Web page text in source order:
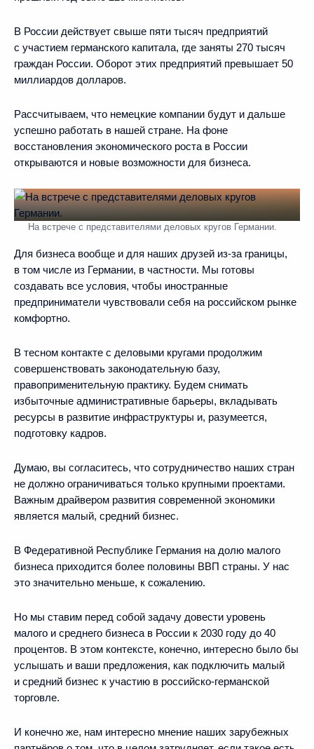
В России действует свыше пяти тысяч предприятий
с участием германского капитала, где заняты 270 тысяч
граждан России. Оборот этих предприятий превышает 50
миллиардов долларов.
Рассчитываем, что немецкие компании будут и дальше
успешно работать в нашей стране. На фоне
восстановления экономического роста в России
открываются и новые возможности для бизнеса.
На встрече с представителями деловых кругов Германии.
Для бизнеса вообще и для наших друзей из-за границы,
в том числе из Германии, в частности. Мы готовы
создавать все условия, чтобы иностранные
предприниматели чувствовали себя на российском рынке
комфортно.
В тесном контакте с деловыми кругами продолжим
совершенствовать законодательную базу,
правоприменительную практику. Будем снимать
избыточные административные барьеры, вкладывать
ресурсы в развитие инфраструктуры и, разумеется,
подготовку кадров.
Думаю, вы согласитесь, что сотрудничество наших стран
не должно ограничиваться только крупными проектами.
Важным драйвером развития современной экономики
является малый, средний бизнес.
В Федеративной Республике Германия на долю малого
бизнеса приходится более половины ВВП страны. У нас
это значительно меньше, к сожалению.
Но мы ставим перед собой задачу довести уровень
малого и среднего бизнеса в России к 2030 году до 40
процентов. В этом контексте, конечно, интересно было бы
услышать и ваши предложения, как подключить малый
и средний бизнес к участию в российско-германской
торговле.
И конечно же, нам интересно мнение наших зарубежных